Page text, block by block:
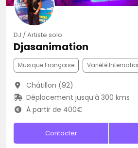
DJ / Artiste solo
Djasanimation
Musique Française Variété
Châtillon (92)
Déplacement jusqu’à 300 kms
À partir de 400€
Contacter